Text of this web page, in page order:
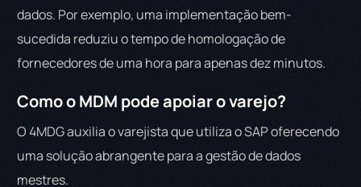
dados. Por exemplo, uma implementação bem-
sucedida reduziu o tempo de homologação de
fornecedores de uma hora para apenas dez minutos.
Como o MDM pode apoiar o varejo?
O 4MDG auxilia o varejista que utiliza o SAP oferecendo
uma solução abrangente para a gestão de dados
mestres.